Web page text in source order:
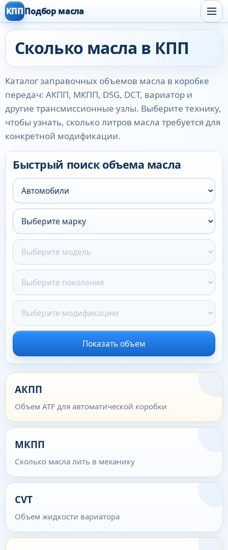
КПППодбор масла
Сколько масла в КПП
Каталог заправочных объемов масла в коробке
передач: АКПП, МКПП, DSG, DCT, вариатор и
другие трансмиссионные узлы. Выберите технику,
чтобы узнать, сколько литров масла требуется для
конкретной модификации.
Быстрый поиск объема масла
Показать объем
АКПП
Объем ATF для автоматической коробки
МКПП
Сколько масла лить в механику
CVT
Объем жидкости вариатора